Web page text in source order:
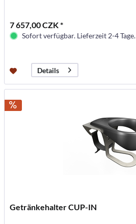
7 657,00 CZK *
Sofort verfügbar. Lieferzeit 2-4 Tage.
Details
Getränkehalter CUP-IN